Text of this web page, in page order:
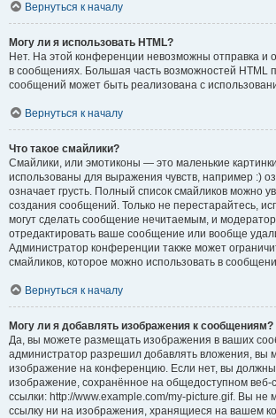
Вернуться к началу
Могу ли я использовать HTML?
Нет. На этой конференции невозможны отправка и
в сообщениях. Большая часть возможностей HTML
сообщений может быть реализована с
Вернуться к началу
Что такое смайлики?
Смайлики, или эмотиконы — это маленькие
использованы для выражения чувств, например :)
означает грусть. Полный список смайликов можно
создания сообщений. Только не перестарайтесь,
могут сделать сообщение нечитаемым, и
отредактировать ваше сообщение или вообще
Администратор конференции также может
смайликов, которое можно использовать в
Вернуться к началу
Могу ли я добавлять изображения к сообщениям?
Да, вы можете размещать изображения в ваших
администратор разрешил добавлять вложения, вы
изображение на конференцию. Если нет, вы должны
изображение, сохранённое на общедоступном
ссылки: http://www.example.com/my-picture.gif. Вы не
ссылку ни на изображения, хранящиеся на вашем